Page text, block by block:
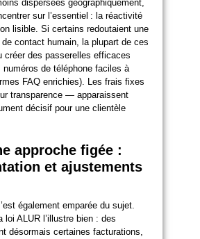
dispersées géographiquement,
sur l’essentiel : la réactivité
lisible. Si certains redoutaient une
contact humain, la plupart de ces
créer des passerelles efficaces
de téléphone faciles à
FAQ enrichies). Les frais fixes
transparence — apparaissent
décisif pour une clientèle
approche figée :
et ajustements
également emparée du sujet.
loi ALUR l’illustre bien : des
désormais certaines facturations,